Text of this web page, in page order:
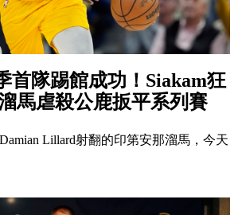
首隊踢館成功！Siakam狂
馬虐殺公鹿扳平系列賽
Lillard射翻的印第安那溜馬，今天